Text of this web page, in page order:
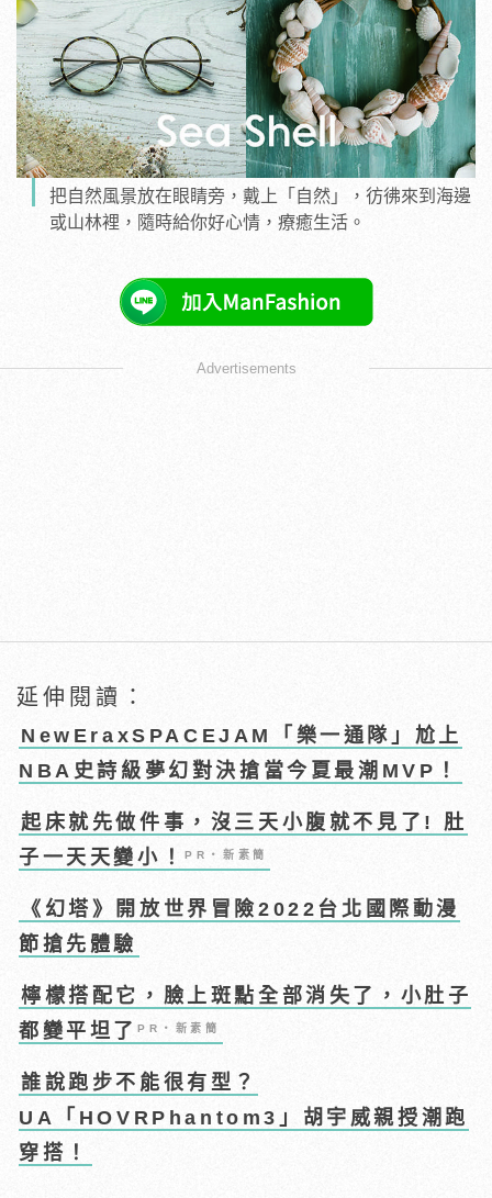
把自然風景放在眼睛旁，戴上「自然」，彷彿來到海邊
或山林裡，隨時給你好心情，療癒生活。
Advertisements
延伸閱讀：
NewEraxSPACEJAM「樂一通隊」尬上
NBA史詩級夢幻對決搶當今夏最潮MVP！
起床就先做件事，沒三天小腹就不見了! 肚
子一天天變小！PR・新素簡
《幻塔》開放世界冒險2022台北國際動漫
節搶先體驗
檸檬搭配它，臉上斑點全部消失了，小肚子
都變平坦了
PR・新素簡
誰說跑步不能很有型？
UA「HOVRPhantom3」胡宇威親授潮跑
穿搭！